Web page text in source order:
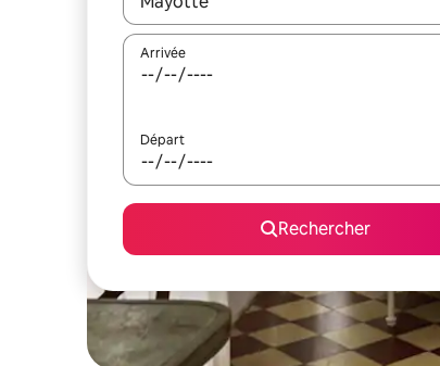
Arrivée
Départ
Rechercher